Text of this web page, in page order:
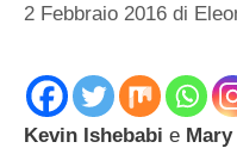
2 Febbraio 2016 di
Kevin Ishebabi e